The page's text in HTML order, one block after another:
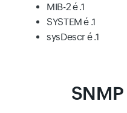
MIB-2 é .1
SYSTEM é .1
sysDescr é .1